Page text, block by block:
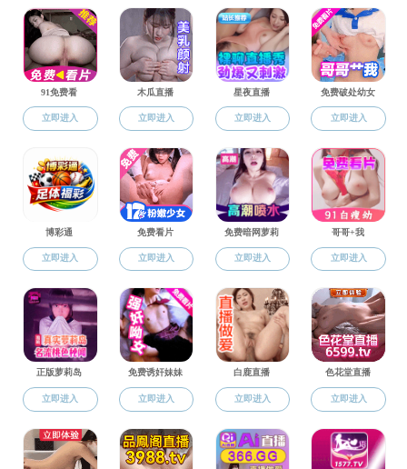
学科师资
二级学科
植物病理学系
昆虫学系
农药科学系
教师目录
职称： 全部 讲师（
姓名：